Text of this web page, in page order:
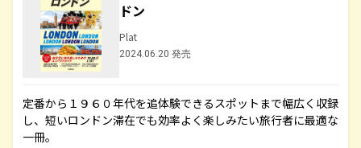
ドン
Plat
2024.06.20 発売
定番から１９６０年代を追体験できるスポットまで幅広く収録
し、短いロンドン滞在でも効率よく楽しみたい旅行者に最適な
一冊。